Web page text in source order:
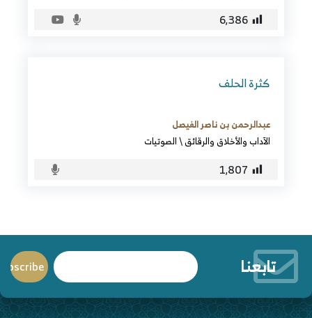
6٬386
كثرة الحلف
عبدالرحمن بن ناصر الفيصل
الآداب والأخلاق والرقائق\الصوتيات
1٬807
تابعنا